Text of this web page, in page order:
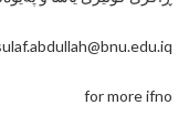
for more ifno